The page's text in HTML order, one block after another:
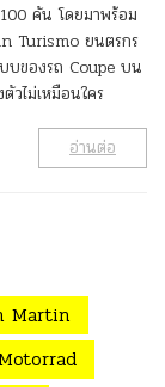
คัน โดยมาพร้อม
Turismo ยนตรกร
บของรถ Coupe บน
ไม่เหมือนใคร
อ่านต่อ
Martin